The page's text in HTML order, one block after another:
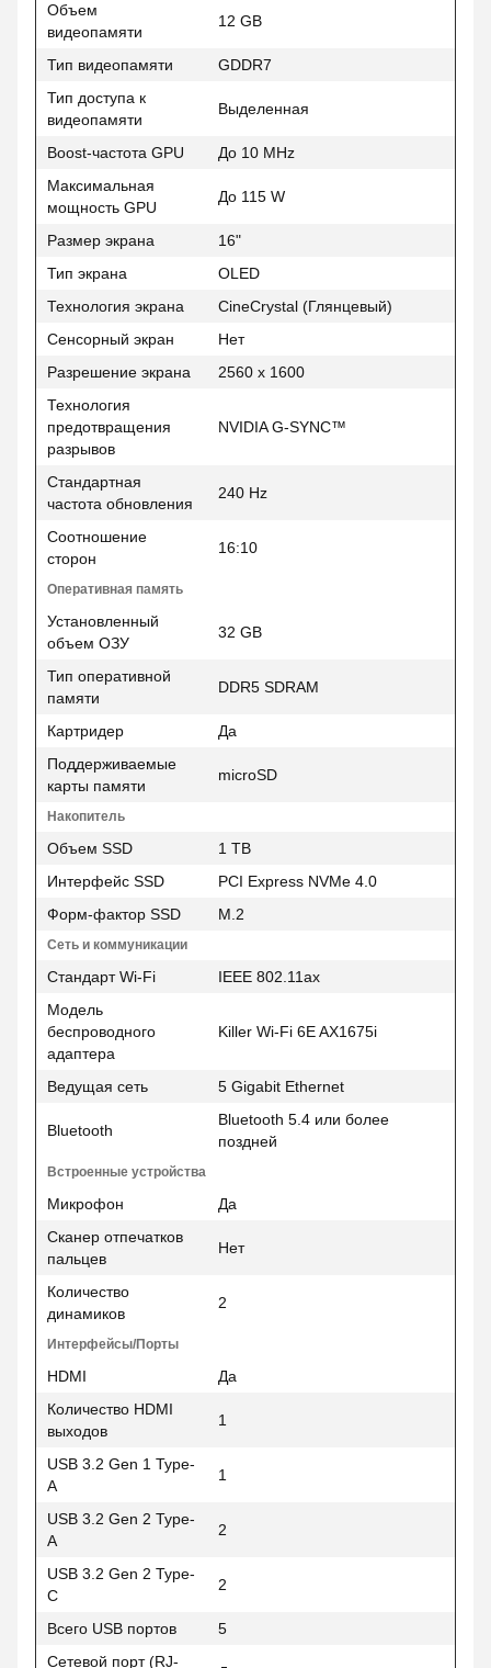
Объем
видеопамяти
12 GB
Тип видеопамяти
GDDR7
Тип доступа к
видеопамяти
Выделенная
Boost-частота GPU
До 10 MHz
Максимальная
мощность GPU
До 115 W
Размер экрана
16"
Тип экрана
OLED
Технология экрана
CineCrystal (Глянцевый)
Сенсорный экран
Нет
Разрешение экрана
2560 x 1600
Технология
предотвращения
разрывов
NVIDIA G-SYNC™
Стандартная
частота обновления
240 Hz
Соотношение
сторон
16:10
Оперативная память
Установленный
объем ОЗУ
32 GB
Тип оперативной
памяти
DDR5 SDRAM
Картридер
Да
Поддерживаемые
карты памяти
microSD
Накопитель
Объем SSD
1 TB
Интерфейс SSD
PCI Express NVMe 4.0
Форм-фактор SSD
M.2
Сеть и коммуникации
Стандарт Wi-Fi
IEEE 802.11ax
Модель
беспроводного
адаптера
Killer Wi-Fi 6E AX1675i
Ведущая сеть 5 Gigabit Ethernet
Bluetooth
Bluetooth 5.4 или более
поздней
Встроенные устройства
Микрофон
Да
Сканер отпечатков
пальцев
Нет
Количество
динамиков
2
Интерфейсы/Порты
HDMI
Да
Количество HDMI
выходов
1
USB 3.2 Gen 1 Type-
A
1
USB 3.2 Gen 2 Type-
A
2
USB 3.2 Gen 2 Type-
C
2
Всего USB портов
5
Сетевой порт (RJ-